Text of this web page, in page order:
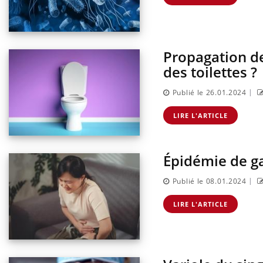
Propagation
des toilettes ?
Publié le 26.01.2024 |
LIRE L'ARTICLE
Épidémie de
Publié le 08.01.2024 |
LIRE L'ARTICLE